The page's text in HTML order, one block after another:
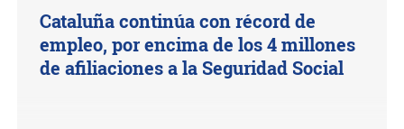
Cataluña continúa con récord de
empleo, por encima de los 4 millones
de afiliaciones a la Seguridad Social